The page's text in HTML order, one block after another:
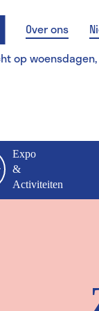
Over ons
op
Expo
&
Activiteiten